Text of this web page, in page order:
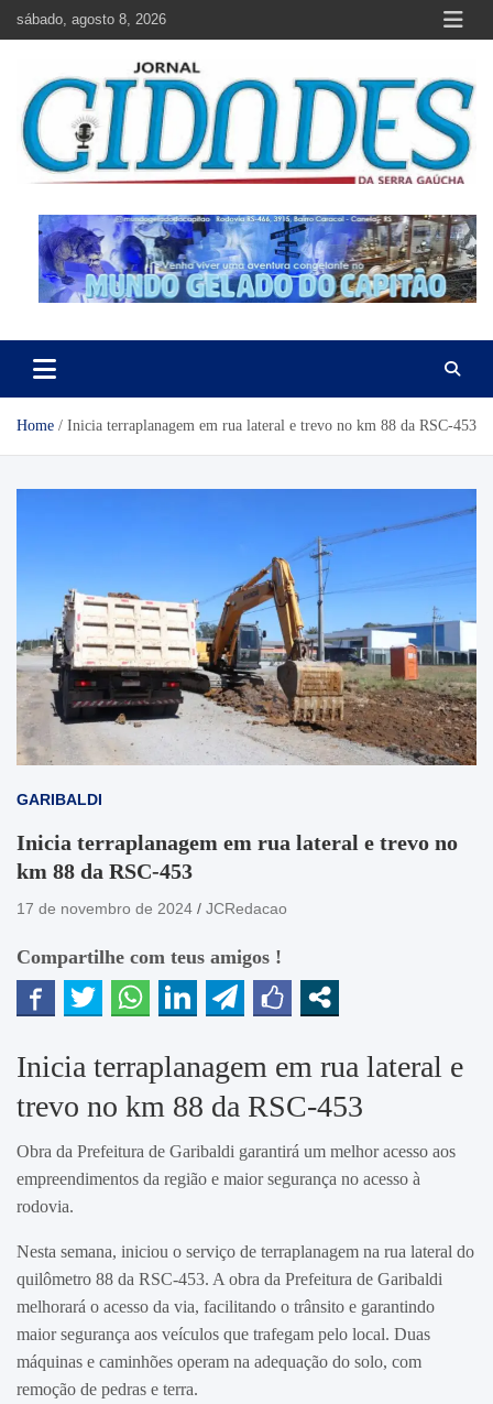
sábado, agosto 8, 2026
Jornal Cidades da Serra Gaúcha
Home Inicia terraplanagem em rua lateral e trevo no km 88 da RSC-453
GARIBALDI
Inicia terraplanagem em rua lateral e trevo no
km 88 da RSC-453
17 de novembro de 2024 JCRedacao
Compartilhe com teus amigos !
Inicia terraplanagem em rua lateral e
trevo no km 88 da RSC-453
Obra da Prefeitura de Garibaldi garantirá um melhor acesso aos
empreendimentos da região e maior segurança no acesso à
rodovia.
Nesta semana, iniciou o serviço de terraplanagem na rua lateral do
quilômetro 88 da RSC-453. A obra da Prefeitura de Garibaldi
melhorará o acesso da via, facilitando o trânsito e garantindo
maior segurança aos veículos que trafegam pelo local. Duas
máquinas e caminhões operam na adequação do solo, com
remoção de pedras e terra.